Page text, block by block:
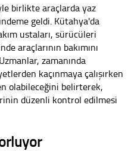
birlikte araçlarda yaz
geldi. Kütahya'da
ustaları, sürücüleri
araçlarının bakımını
zamanında
kaçınmaya çalışırken
olabileceğini belirterek,
düzenli kontrol edilmesi